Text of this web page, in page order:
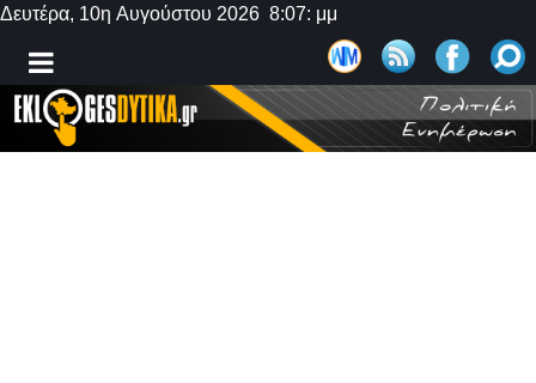
Δευτέρα, 10η Αυγούστου 2026 8:07: μμ